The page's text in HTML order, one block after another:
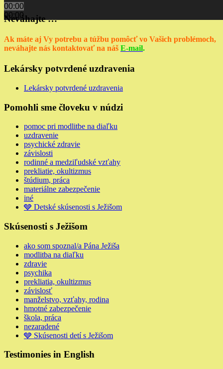
00:00
00:00
Neváhajte …
Ak máte aj Vy potrebu a túžbu pomôcť vo Vašich problémoch,
neváhajte nás kontaktovať na náš E-mail.
Lekársky potvrdené uzdravenia
Lekársky potvrdené uzdravenia
Pomohli sme človeku v núdzi
pomoc pri modlitbe na diaľku
uzdravenie
psychické zdravie
závislosti
rodinné a medziľudské vzťahy
prekliatie, okultizmus
štúdium, práca
materiálne zabezpečenie
iné
🩶 Detské skúsenosti s Ježišom
Skúsenosti s Ježišom
ako som spoznal/a Pána Ježiša
modlitba na diaľku
zdravie
psychika
prekliatia, okultizmus
závislosť
manželstvo, vzťahy, rodina
hmotné zabezpečenie
škola, práca
nezaradené
🩶 Skúsenosti detí s Ježišom
Testimonies in English